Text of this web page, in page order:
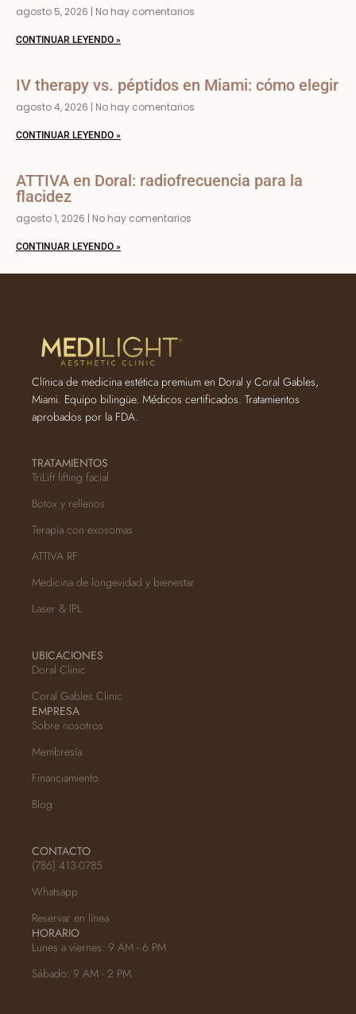
agosto 5, 2026 No hay comentarios
CONTINUAR LEYENDO »
IV therapy vs. péptidos en Miami: cómo elegir
agosto 4, 2026 No hay comentarios
CONTINUAR LEYENDO »
ATTIVA en Doral: radiofrecuencia para la
flacidez
agosto 1, 2026 No hay comentarios
CONTINUAR LEYENDO »
Clínica de medicina estética premium en Doral y Coral Gables,
Miami. Equipo bilingüe. Médicos certificados. Tratamientos
aprobados por la FDA.
TRATAMIENTOS
TriLift lifting facial
Botox y rellenos
Terapia con exosomas
ATTIVA RF
Medicina de longevidad y bienestar
Laser & IPL
UBICACIONES
Doral Clinic
Coral Gables Clinic
EMPRESA
Sobre nosotros
Membresía
Financiamiento
Blog
CONTACTO
(786) 413-0785
Whatsapp
Reservar en línea
HORARIO
Lunes a viernes: 9 AM - 6 PM
Sábado: 9 AM - 2 PM